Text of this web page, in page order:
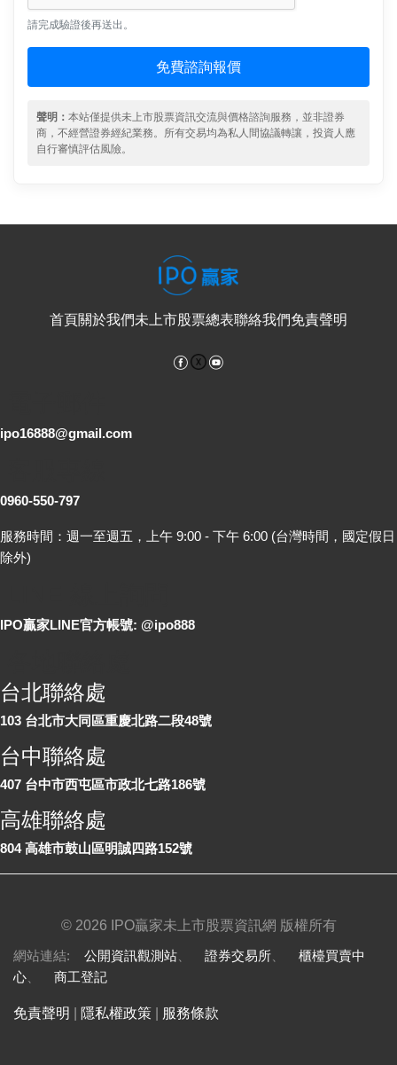
請完成驗證後再送出。
免費諮詢報價
聲明： 本站僅提供未上市股票資訊交流與價格諮詢服務，並非證券
商，不經營證券經紀業務。所有交易均為私人間協議轉讓，投資人應
自行審慎評估風險。
首頁關於我們未上市股票總表聯絡我們免責聲明
Facebook
ipo16888@gmail.com
0960-550-797
服務時間：週一至週五，上午 9:00 - 下午 6:00 (台灣時間，國定假日
除外)
IPO贏家LINE官方帳號: @ipo888
台北聯絡處
103 台北市大同區重慶北路二段48號
台中聯絡處
407 台中市西屯區市政北七路186號
高雄聯絡處
804 高雄市鼓山區明誠四路152號
© 2026 IPO贏家未上市股票資訊網 版權所有
網站連結: 公開資訊觀測站 證券交易所
櫃檯買賣中
心
商工登記
免責聲明 隱私權政策 服務條款